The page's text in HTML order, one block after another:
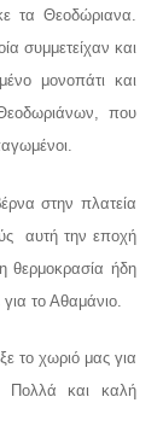
τα Θεοδώριανα.
συμμετείχαν και
μονοπάτι και
που
στην πλατεία
αυτή την εποχή
θερμοκρασία ήδη
το Αθαμάνιο.
το χωριό μας για
Πολλά και καλή